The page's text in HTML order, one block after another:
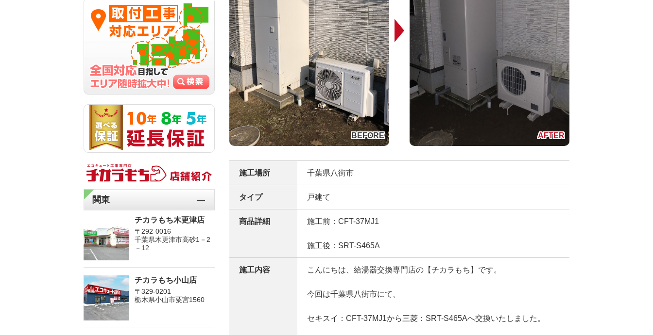
施工場所 千葉県八街市
タイプ 戸建て
商品詳細 施工前：CFT-37MJ1
施工後：SRT-S465A
施工内容 こんにちは、給湯器交換専門店の【チカラもち】です。
今回は千葉県八街市にて、
セキスイ：CFT-37MJ1から三菱：SRT-S465Aへ交換いたしました。
関東
チカラもち木更津店
〒292-0016
千葉県木更津市高砂1－2
－12
チカラもち小山店
〒329-0201
栃木県小山市粟宮1560